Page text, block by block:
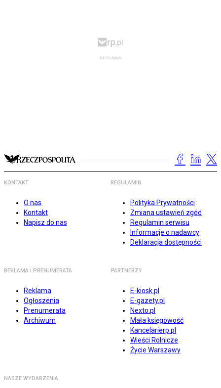
KONTAKT
O nas
Kontakt
Napisz do nas
REGULAMIN
Polityka Prywatności
Zmiana ustawień zgód
Regulamin serwisu
Informacje o nadawcy
Deklaracja dostępności
REKLAMA I PRENUMERATA
Reklama
Ogłoszenia
Prenumerata
Archiwum
PARTNERZY
E-kiosk.pl
E-gazety.pl
Nexto.pl
Mała księgowość
Kancelarierp.pl
Wieści Rolnicze
Życie Warszawy
NASZE WYDARZENIA